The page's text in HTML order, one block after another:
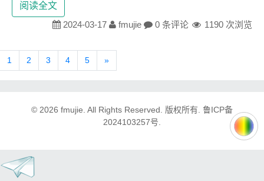
阅读全文
2024-03-17
fmujie 0 条评论 1190 次浏览
1 2 3 4 5 »
© 2026 fmujie . All Rights Reserved. 版权所有. 鲁ICP备
2024103257号.